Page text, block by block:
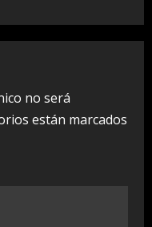
no será
están marcados